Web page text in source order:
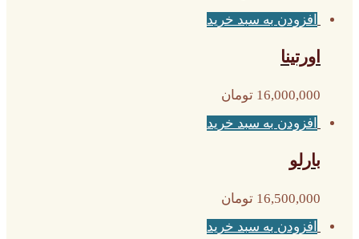
افزودن به سبد خرید
اورتینا
16,000,000 تومان
افزودن به سبد خرید
بارلو
16,500,000 تومان
افزودن به سبد خرید